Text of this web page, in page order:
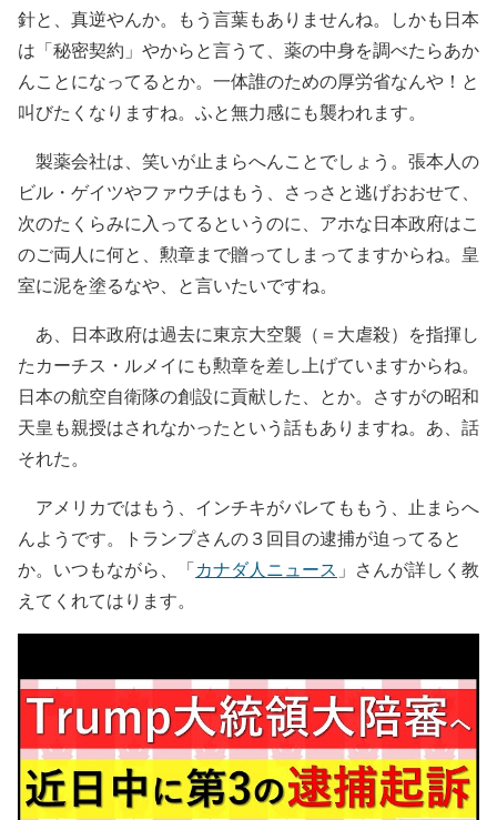
針と、真逆やんか。もう言葉もありませんね。しかも日本
は「秘密契約」やからと言うて、薬の中身を調べたらあか
んことになってるとか。一体誰のための厚労省なんや！と
叫びたくなりますね。ふと無力感にも襲われます。
製薬会社は、笑いが止まらへんことでしょう。張本人の
ビル・ゲイツやファウチはもう、さっさと逃げおおせて、
次のたくらみに入ってるというのに、アホな日本政府はこ
のご両人に何と、勲章まで贈ってしまってますからね。皇
室に泥を塗るなや、と言いたいですね。
あ、日本政府は過去に東京大空襲（＝大虐殺）を指揮し
たカーチス・ルメイにも勲章を差し上げていますからね。
日本の航空自衛隊の創設に貢献した、とか。さすがの昭和
天皇も親授はされなかったという話もありますね。あ、話
それた。
アメリカではもう、インチキがバレてももう、止まらへ
んようです。トランプさんの３回目の逮捕が迫ってると
か。いつもながら、「カナダ人ニュース 」さんが詳しく教
えてくれてはります。